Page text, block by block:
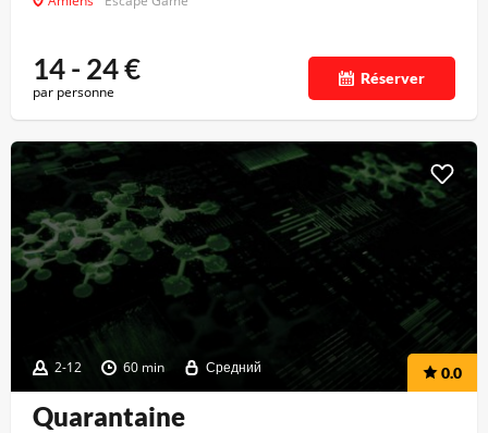
14 - 24€
par personne
Réserver
2-12 60 min Средний 0.0
Quarantaine